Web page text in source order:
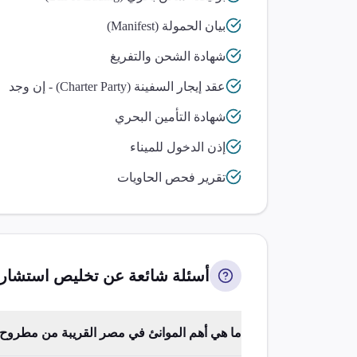
بيان الحمولة (Manifest)
شهادة الشحن والتفريغ
عقد إيجار السفينة (Charter Party) - إن وجد
شهادة التأمين البحري
إذن الدخول للميناء
تقرير فحص الحاويات
أسئلة شائعة عن تخليص
ما هي أهم الموانئ في مصر القريبة من